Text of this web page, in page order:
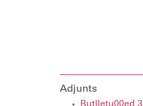
Adjunts
Butlletu00ed 3